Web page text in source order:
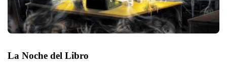
La Noche del Libro